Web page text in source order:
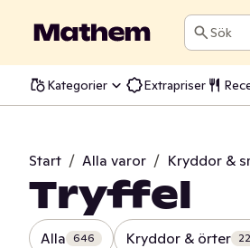
Sök
Kategorier Extrapriser
Start / Alla varor / Kryddor &
Tryffel
Alla 646 Kryddor & örter